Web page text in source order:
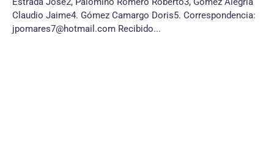
Claudio Jaime4. Gómez Camargo Doris5. Correspondencia:
jpomares7@hotmail.com Recibido...